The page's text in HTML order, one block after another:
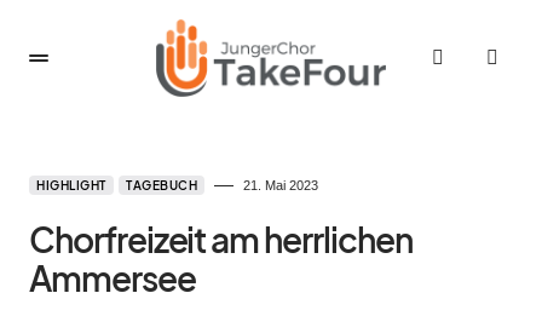
HIGHLIGHT TAGEBUCH 21. Mai 2023
Chorfreizeit am herrlichen
Ammersee